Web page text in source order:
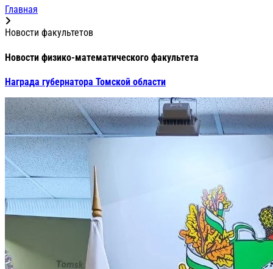
Главная
Новости факультетов
Новости физико-математического факультета
Награда губернатора Томской области